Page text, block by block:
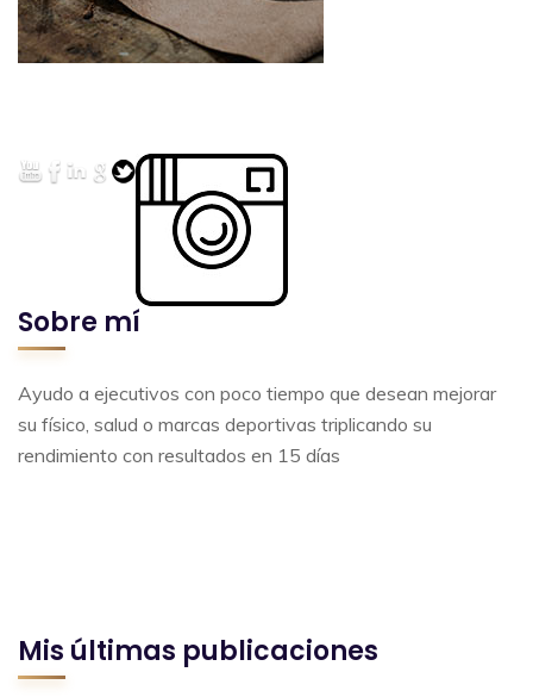
Sobre mí
Ayudo a ejecutivos con poco tiempo que desean mejorar
su físico, salud o marcas deportivas triplicando su
rendimiento con resultados en 15 días
Mis últimas publicaciones